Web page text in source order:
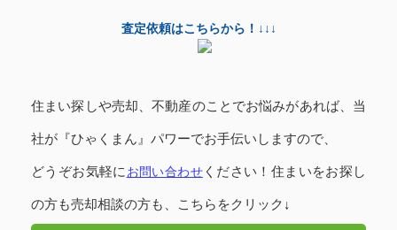
査定依頼はこちらから！↓↓↓
住まい探しや売却、不動産のことでお悩みがあれば、当
社が『ひゃくまん』パワーでお手伝いしますので、
どうぞお気軽に お問い合わせください！ 住まいをお探し
の方も売却相談の方も、こちらをクリック↓